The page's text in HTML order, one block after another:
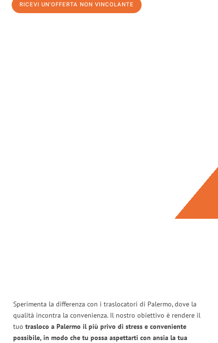
RICEVI UN'OFFERTA NON VINCOLANTE
Sperimenta la differenza con i traslocatori di Palermo, dove la
qualità incontra la convenienza. Il nostro obiettivo è rendere il
tuo trasloco a Palermo il più privo di stress e conveniente
possibile, in modo che tu possa aspettarti con ansia la tua